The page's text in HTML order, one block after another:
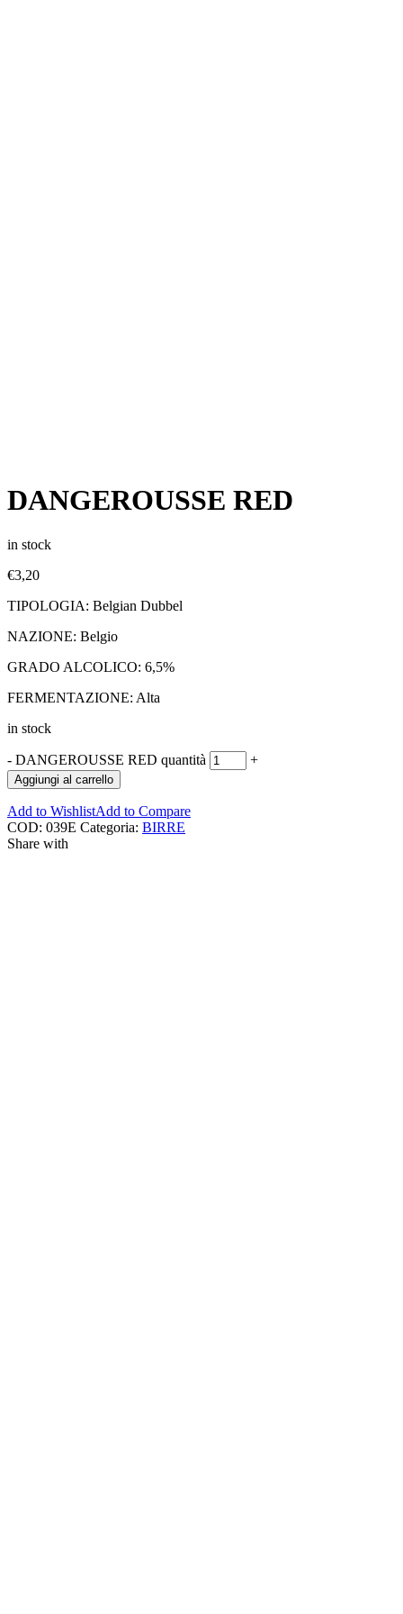
DANGEROUSSE RED
in stock
€3,20
TIPOLOGIA: Belgian Dubbel
NAZIONE: Belgio
GRADO ALCOLICO: 6,5%
FERMENTAZIONE: Alta
in stock
- DANGEROUSSE RED quantità +
Aggiungi al carrello
Add to WishlistAdd to Compare
COD: 039E Categoria: BIRRE
Share with